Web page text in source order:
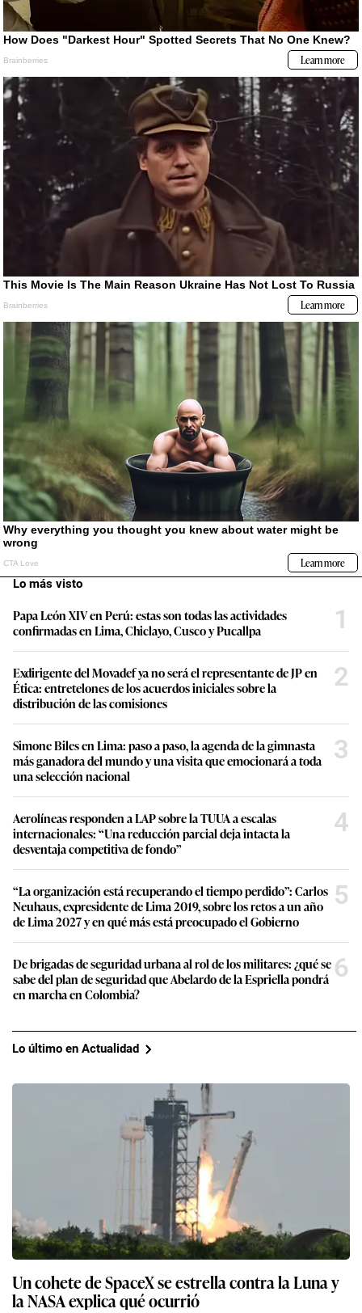
Lo más visto
Papa León XIV en Perú: estas son todas las actividades
confirmadas en Lima, Chiclayo, Cusco y Pucallpa
1
Exdirigente del Movadef ya no será el representante de JP en
Ética: entretelones de los acuerdos iniciales sobre la
distribución de las comisiones
2
Simone Biles en Lima: paso a paso, la agenda de la gimnasta
más ganadora del mundo y una visita que emocionará a toda
una selección nacional
3
Aerolíneas responden a LAP sobre la TUUA a escalas
internacionales: “Una reducción parcial deja intacta la
desventaja competitiva de fondo”
4
“La organización está recuperando el tiempo perdido”: Carlos
Neuhaus, expresidente de Lima 2019, sobre los retos a un año
de Lima 2027 y en qué más está preocupado el Gobierno
5
De brigadas de seguridad urbana al rol de los militares: ¿qué se
sabe del plan de seguridad que Abelardo de la Espriella pondrá
en marcha en Colombia?
6
Lo último en Actualidad
Un cohete de SpaceX se estrella contra la Luna y
la NASA explica qué ocurrió